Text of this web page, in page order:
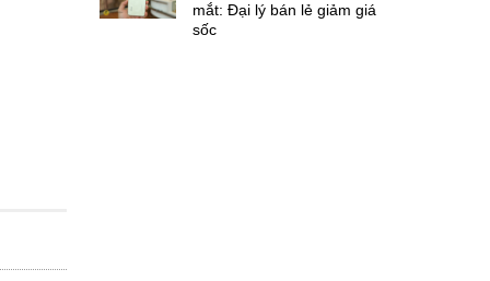
mắt: Đại lý bán lẻ giảm giá
sốc